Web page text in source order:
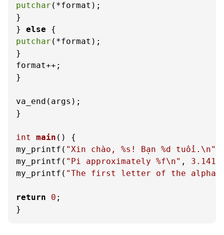
putchar (*format);
}
} else
putchar (*format);
}
format++;
}
va_end(args);
}
int main ()
{
my_printf( "Xin chào, %s! Bạn %d tuổi.\n"
my_printf( "Pi approximately %f\n" ,
my_printf( "The first letter of the
return 0 ;
}